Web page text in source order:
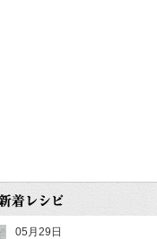
05月29日